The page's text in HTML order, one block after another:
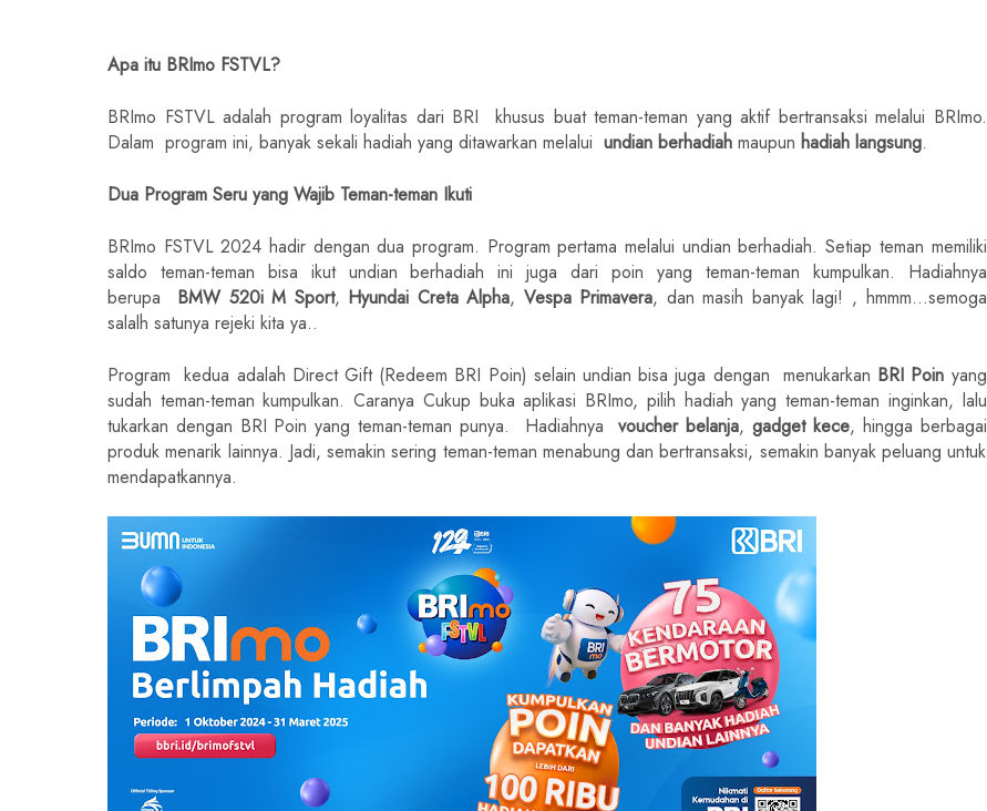
Apa itu BRImo FSTVL?
BRImo FSTVL adalah program loyalitas dari BRI khusus buat teman-teman yang aktif bertransaksi melalui BRImo.
Dalam program ini, banyak sekali hadiah yang ditawarkan melalui undian berhadiah maupun hadiah langsung.
Dua Program Seru yang Wajib Teman-teman Ikuti
BRImo FSTVL 2024 hadir dengan dua program. Program pertama melalui undian berhadiah. Setiap teman memiliki
saldo teman-teman bisa ikut undian berhadiah ini juga dari poin yang teman-teman kumpulkan. Hadiahnya
berupa
BMW 520i M Sport, Hyundai Creta Alpha, Vespa Primavera, dan masih banyak lagi! , hmmm...semoga
salalh satunya rejeki kita ya..
Program kedua adalah Direct Gift (Redeem BRI Poin) selain undian bisa juga dengan menukarkan BRI Poin yang
sudah teman-teman kumpulkan. Caranya Cukup buka aplikasi BRImo, pilih hadiah yang teman-teman inginkan, lalu
tukarkan dengan BRI Poin yang teman-teman punya. Hadiahnyavoucher belanja,gadget kece, hingga berbagai
produk menarik lainnya. Jadi, semakin sering teman-teman menabung dan bertransaksi, semakin banyak peluang untuk
mendapatkannya.